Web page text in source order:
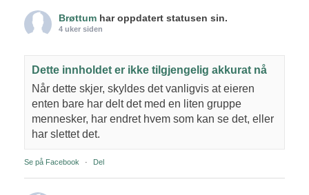
Brøttum har oppdatert statusen sin.
4 uker siden
Dette innholdet er ikke tilgjengelig akkurat nå
Når dette skjer, skyldes det vanligvis at eieren
enten bare har delt det med en liten gruppe
mennesker, har endret hvem som kan se det, eller
har slettet det.
Se på Facebook · Del